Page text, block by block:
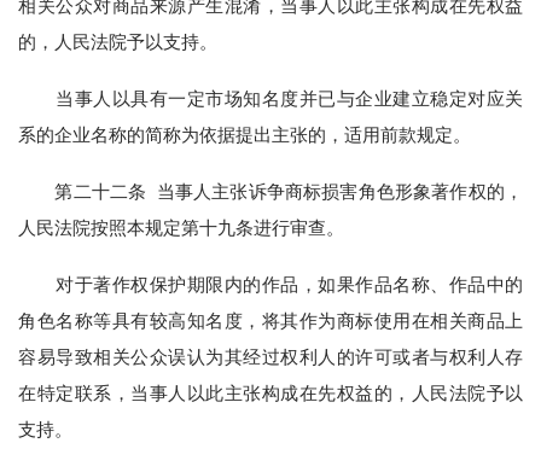
相关公众对商品来源产生混淆，当事人以此主张构成在先权益
的，人民法院予以支持。
当事人以具有一定市场知名度并已与企业建立稳定对应关
系的企业名称的简称为依据提出主张的，适用前款规定。
第二十二条 当事人主张诉争商标损害角色形象著作权的，
人民法院按照本规定第十九条进行审查。
对于著作权保护期限内的作品，如果作品名称、作品中的
角色名称等具有较高知名度，将其作为商标使用在相关商品上
容易导致相关公众误认为其经过权利人的许可或者与权利人存
在特定联系，当事人以此主张构成在先权益的，人民法院予以
支持。